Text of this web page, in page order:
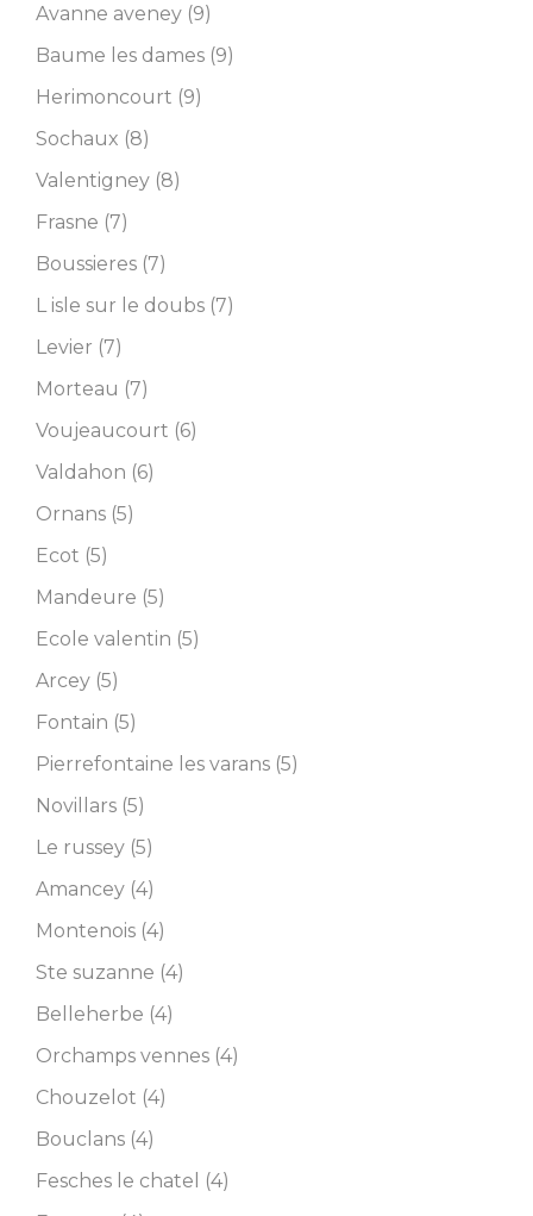
Avanne aveney (9)
Baume les dames (9)
Herimoncourt (9)
Sochaux (8)
Valentigney (8)
Frasne (7)
Boussieres (7)
L isle sur le doubs (7)
Levier (7)
Morteau (7)
Voujeaucourt (6)
Valdahon (6)
Ornans (5)
Ecot (5)
Mandeure (5)
Ecole valentin (5)
Arcey (5)
Fontain (5)
Pierrefontaine les varans (5)
Novillars (5)
Le russey (5)
Amancey (4)
Montenois (4)
Ste suzanne (4)
Belleherbe (4)
Orchamps vennes (4)
Chouzelot (4)
Bouclans (4)
Fesches le chatel (4)